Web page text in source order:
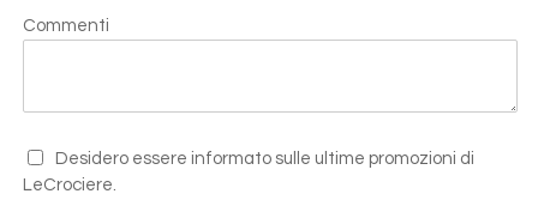
Commenti
Desidero essere informato sulle ultime promozioni di
LeCrociere.